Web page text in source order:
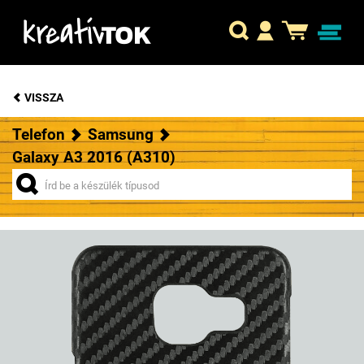
VISSZA
Telefon
Samsung
Galaxy A3 2016 (A310)